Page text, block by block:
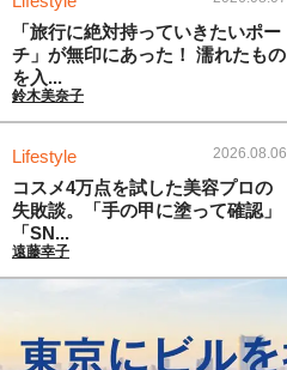
「旅行に絶対持っていきたいポー
チ」が無印にあった！ 濡れたもの
を入...
鈴木美奈子
Lifestyle 2026.08.06
コスメ4万点を試した美容プロの
失敗談。「手の甲に塗って確認」
「SN...
遠藤幸子